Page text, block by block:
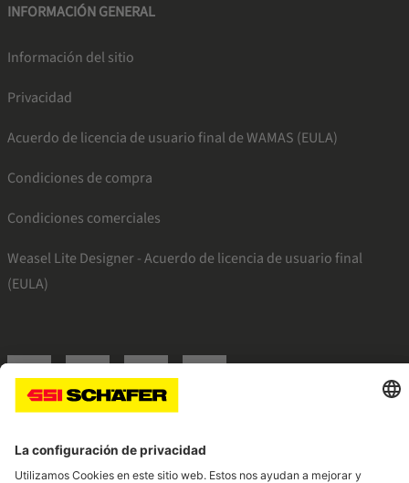
INFORMACIÓN GENERAL
Información del sitio
Privacidad
Acuerdo de licencia de usuario final de WAMAS (EULA)
Condiciones de compra
Condiciones comerciales
Weasel Lite Designer - Acuerdo de licencia de usuario final
(EULA)
SSI instagramSSI linkedinSSI facebook